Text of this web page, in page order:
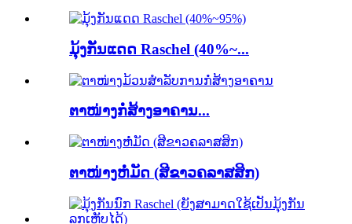
ມຸ້ງກັນແດດ Raschel (40%~...
ຕາໜ່າງກໍ່ສ້າງອາຄານ...
ຕາໜ່າງຫໍ່ມັດ (ສີຂາວຄລາສສິກ)